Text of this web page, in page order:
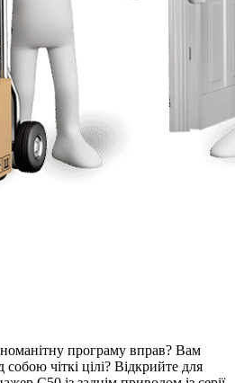
програму вправ? Вам
чіткі цілі? Відкрийте для